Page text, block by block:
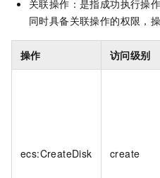
关联操作：是指成功执行操
同时具备关联操作的权限，
操作 访问级别
ecs:CreateDisk create